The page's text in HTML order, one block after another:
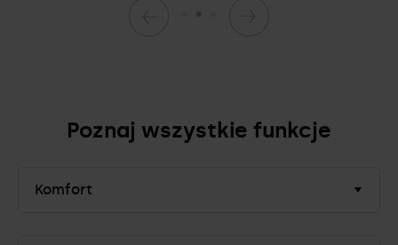
Poznaj wszystkie funkcje
Komfort